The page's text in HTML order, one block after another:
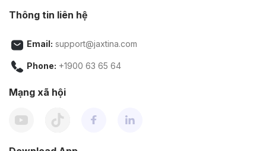
Thông tin liên hệ
Email: support@jaxtina.com
Phone: +1900 63 65 64
Mạng xã hội